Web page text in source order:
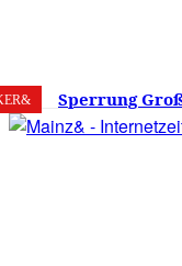
8. August 2026 32.2
Sperrung
verwirrt,